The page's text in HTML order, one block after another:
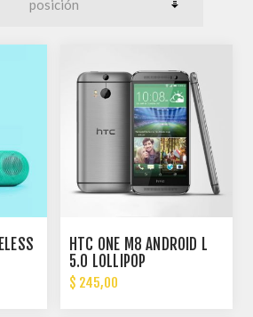
HTC ONE M8 ANDROID L
5.0 LOLLIPOP
$ 245,00